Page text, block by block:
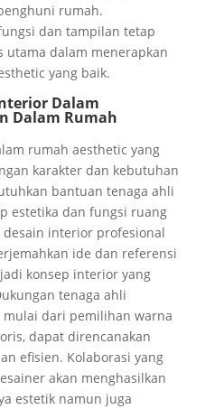
rumah.
dan tampilan tetap
dalam menerapkan
yang baik.
Dalam
Dalam Rumah
rumah aesthetic yang
karakter dan kebutuhan
bantuan tenaga ahli
estetika dan fungsi ruang
desain interior profesional
ide dan referensi
konsep interior yang
tenaga ahli
dari pemilihan warna
dapat direncanakan
efisien. Kolaborasi yang
akan menghasilkan
estetik namun juga